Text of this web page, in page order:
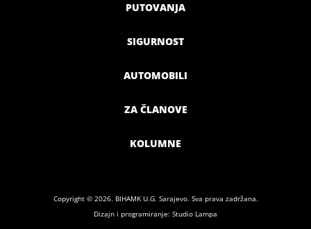
PUTOVANJA
SIGURNOST
AUTOMOBILI
ZA ČLANOVE
KOLUMNE
Copyright © 2026. BIHAMK U.G. Sarajevo. Sva prava zadržana.
Dizajn i programiranje: Studio Lampa